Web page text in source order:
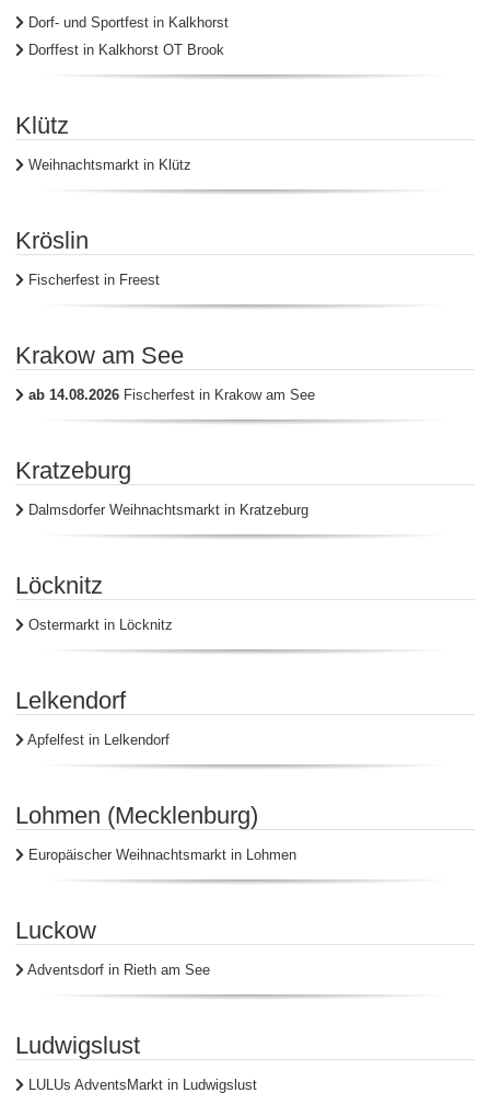
Dorf- und Sportfest in Kalkhorst
Dorffest in Kalkhorst OT Brook
Klütz
Weihnachtsmarkt in Klütz
Kröslin
Fischerfest in Freest
Krakow am See
ab 14.08.2026 Fischerfest in Krakow am See
Kratzeburg
Dalmsdorfer Weihnachtsmarkt in Kratzeburg
Löcknitz
Ostermarkt in Löcknitz
Lelkendorf
Apfelfest in Lelkendorf
Lohmen (Mecklenburg)
Europäischer Weihnachtsmarkt in Lohmen
Luckow
Adventsdorf in Rieth am See
Ludwigslust
LULUs AdventsMarkt in Ludwigslust